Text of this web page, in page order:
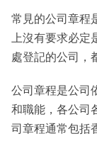
常見的公司章程
上沒有要求必
處登記的公司，
公司章程是公司
和職能，各公司
司章程通常包括